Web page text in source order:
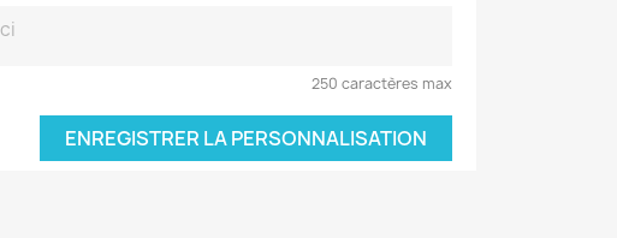
250 caractères max
ENREGISTRER LA PERSONNALISATION